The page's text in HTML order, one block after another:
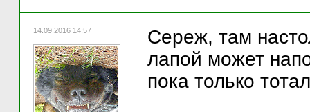
14.09.2016 14:57
Сереж, там
лапой может
пока только